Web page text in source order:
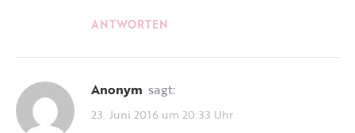
ANTWORTEN
Anonym sagt:
23. Juni 2016 um 20:33 Uhr